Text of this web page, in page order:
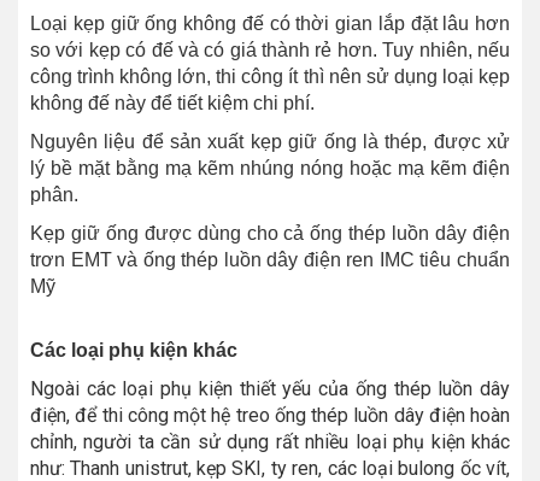
Loại kẹp giữ ống không đế có thời gian lắp đặt lâu hơn
so với kẹp có đế và có giá thành rẻ hơn. Tuy nhiên, nếu
công trình không lớn, thi công ít thì nên sử dụng loại kẹp
không đế này để tiết kiệm chi phí.
Nguyên liệu để sản xuất kẹp giữ ống là thép, được xử
lý bề mặt bằng mạ kẽm nhúng nóng hoặc mạ kẽm điện
phân.
Kẹp giữ ống được dùng cho cả ống thép luồn dây điện
trơn EMT và ống thép luồn dây điện ren IMC tiêu chuẩn
Mỹ
Các loại phụ kiện khác
Ngoài các loại phụ kiện thiết yếu của ống thép luồn dây
điện, để thi công một hệ treo ống thép luồn dây điện hoàn
chỉnh, người ta cần sử dụng rất nhiều loại phụ kiện khác
như: Thanh unistrut, kẹp SKI, ty ren, các loại bulong ốc vít,